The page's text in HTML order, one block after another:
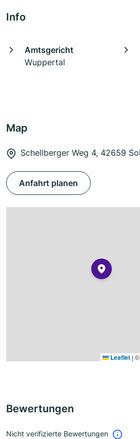
Info
Amtsgericht
Wuppertal
Map
Schellberger Weg 4, 42659
Anfahrt planen
Leaflet | ©
Bewertungen
Nicht verifizierte Bewertungen